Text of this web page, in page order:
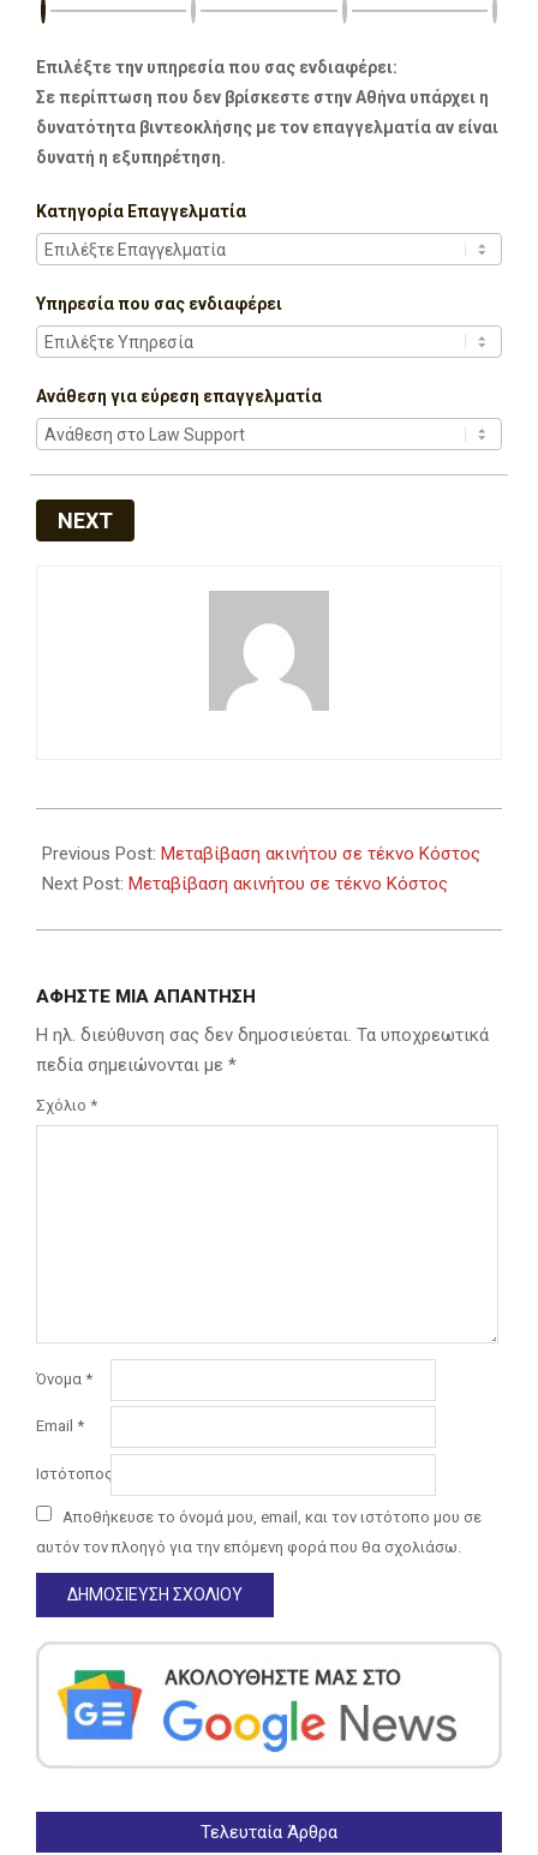
Επιλέξτε την υπηρεσία που σας ενδιαφέρει:
Σε περίπτωση που δεν βρίσκεστε στην Αθήνα υπάρχει η
δυνατότητα βιντεοκλήσης με τον επαγγελματία αν είναι
δυνατή η εξυπηρέτηση.
Κατηγορία Επαγγελματία
Υπηρεσία που σας ενδιαφέρει
Ανάθεση για εύρεση επαγγελματία
NEXT
03-
06
Previous Post: Μεταβίβαση ακινήτου σε τέκνο Κόστος
Next Post: Μεταβίβαση ακινήτου σε τέκνο Κόστος
ΑΦΉΣΤΕ ΜΙΑ ΑΠΆΝΤΗΣΗ
Η ηλ. διεύθυνση σας δεν δημοσιεύεται. Τα υποχρεωτικά
πεδία σημειώνονται με *
Σχόλιο *
Όνομα *
Email *
Ιστότοπος
Αποθήκευσε το όνομά μου, email, και τον ιστότοπο μου σε
αυτόν τον πλοηγό για την επόμενη φορά που θα σχολιάσω.
Τελευταία Άρθρα